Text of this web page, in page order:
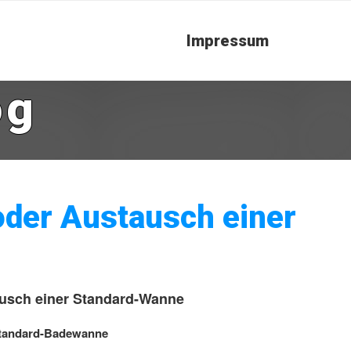
Impressum
Austausch einer
einer Standard-Wanne
Badewanne